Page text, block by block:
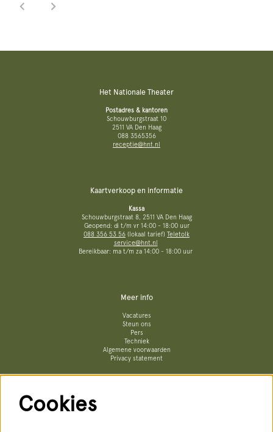
Het Nationale Theater
Postadres & kantoren
Schouwburgstraat 10
2511 VA Den Haag
088 3565356
receptie@hnt.nl
Kaartverkoop en informatie
Kassa
Schouwburgstraat 8, 2511 VA Den Haag
Geopend: di t/m vr 14:00 - 18:00 uur
088 356 53 56 (lokaal tarief) Teletolk
service@hnt.nl
Bereikbaar: ma t/m za 14:00 - 18:00 uur
Meer info
Vacatures
Steun ons
Pers
Techniek
Algemene voorwaarden
Privacy statement
Cookies